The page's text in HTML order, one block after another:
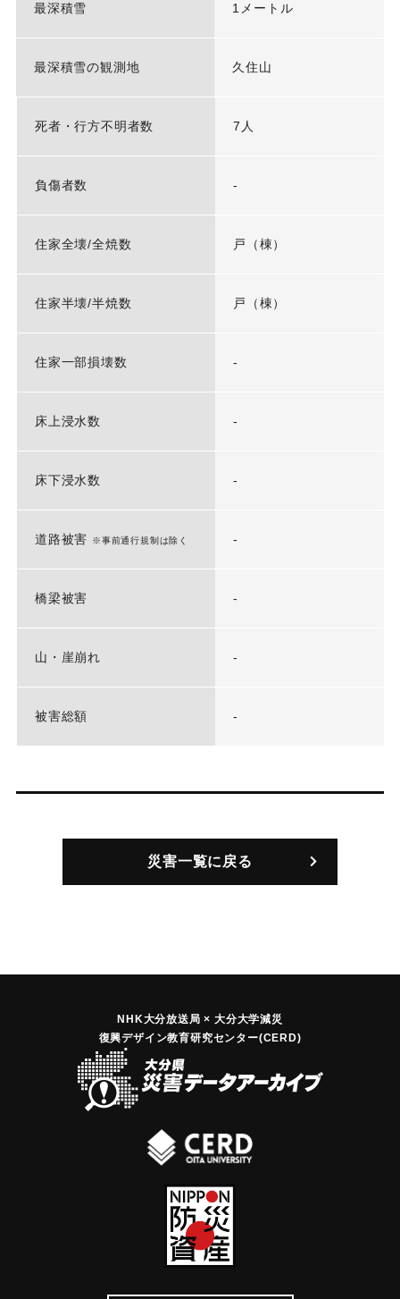
最深積雪 1メートル
最深積雪の観測地 久住山
死者・行方不明者数 7人
負傷者数 -
住家全壊/全焼数 戸（棟）
住家半壊/半焼数 戸（棟）
住家一部損壊数 -
床上浸水数 -
床下浸水数 -
道路被害 ※事前通行規制は除く -
橋梁被害 -
山・崖崩れ -
被害総額 -
災害一覧に戻る
NHK大分放送局 × 大分大学減災
復興デザイン教育研究センター(CERD)